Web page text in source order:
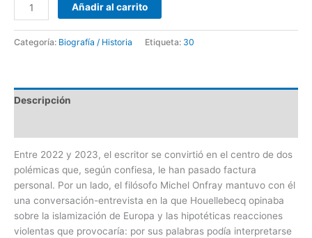
Añadir al carrito
Categoría: Biografía / Historia Etiqueta: 30
Descripción
Entre 2022 y 2023, el escritor se convirtió en el centro de dos
polémicas que, según confiesa, le han pasado factura
personal. Por un lado, el filósofo Michel Onfray mantuvo con él
una conversación-entrevista en la que Houellebecq opinaba
sobre la islamización de Europa y las hipotéticas reacciones
violentas que provocaría: por sus palabras podía interpretarse